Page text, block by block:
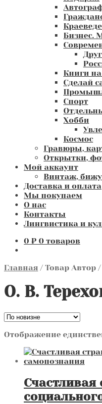
Бизнес.
Книги
Сделай
Спорт
Хобби
Космос
Гравюры,
Открытки,
Мой аккаунт
Винтаж,
Доставка и оплата
Мы покупаем
О нас
Контакты
Лингвистика и
0 ₽ 0 товаров
Главная / Товар Автор /
О. В.
Отображение
Счастливая